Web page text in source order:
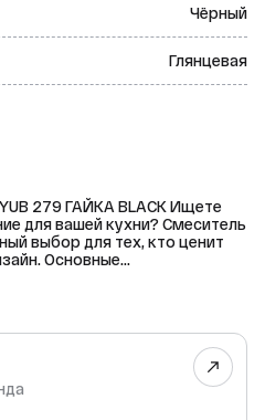
Чёрный
Глянцевая
279 ГАЙКА BLACK Ищете
для вашей кухни? Смеситель
выбор для тех, кто ценит
корпуса: цинковый
округлый С-образный. *
* Тип ручки: «лодочка», цвет
воды: рычажное
керамический, диаметр — 40
длина — 400 мм. * Диаметр